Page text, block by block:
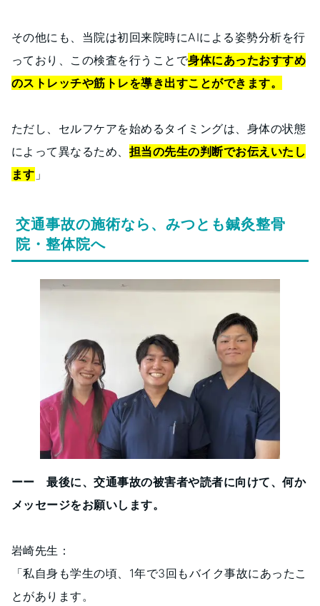
その他にも、当院は初回来院時にAIによる姿勢分析を行
っており、この検査を行うことで身体にあったおすすめ
のストレッチや筋トレを導き出すことができます。
ただし、セルフケアを始めるタイミングは、身体の状態
によって異なるため、 担当の先生の判断でお伝えいたし
ます 」
交通事故の施術なら、みつとも鍼灸整骨
院・整体院へ
ーー 最後に、交通事故の被害者や読者に向けて、何か
メッセージをお願いします。
岩崎先生：
「私自身も学生の頃、1年で3回もバイク事故にあったこ
とがあります。